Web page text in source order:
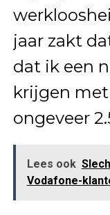
jaar zakt
dat ik een
krijgen
ongeveer
Lees ook
Vodafone-